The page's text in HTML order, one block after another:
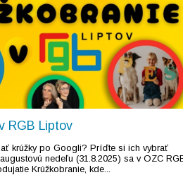
RGB Liptov
krúžky po Googli? Príďte si ich vybrať
nedeľu (31.8.2025) sa v OZC
Krúžkobranie, kde...